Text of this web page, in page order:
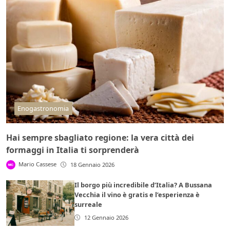
Enogastronomia
Hai sempre sbagliato regione: la vera città dei
formaggi in Italia ti sorprenderà
Mario Cassese 18 Gennaio 2026
Il borgo più incredibile d’Italia? A Bussana
Vecchia il vino è gratis e l’esperienza è
surreale
12 Gennaio 2026